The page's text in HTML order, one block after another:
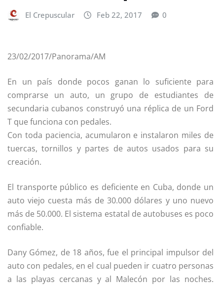
El Crepuscular Feb 22, 2017 0
23/02/2017/Panorama/AM
En un país donde pocos ganan lo suficiente para
comprarse un auto, un grupo de estudiantes de
secundaria cubanos construyó una réplica de un Ford
T que funciona con pedales.
Con toda paciencia, acumularon e instalaron miles de
tuercas, tornillos y partes de autos usados para su
creación.
El transporte público es deficiente en Cuba, donde un
auto viejo cuesta más de 30.000 dólares y uno nuevo
más de 50.000. El sistema estatal de autobuses es poco
confiable.
Dany Gómez, de 18 años, fue el principal impulsor del
auto con pedales, en el cual pueden ir cuatro personas
a las playas cercanas y al Malecón por las noches.